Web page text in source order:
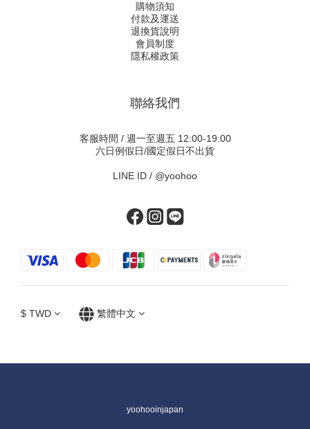
購物須知
付款及運送
退換貨說明
會員制度
隱私權政策
聯絡我們
客服時間 / 週一至週五 12:00-19:00
六日例假日/國定假日不出貨
LINE ID / @yoohoo
$ TWD 繁體中文
yoohooinjapan